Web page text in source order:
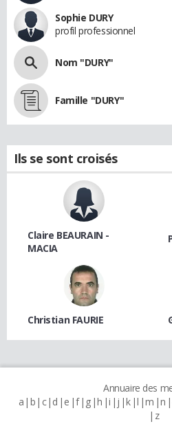
Sophie DURY
profil professionnel
Nom "DURY"
Famille "DURY"
Ils se sont croisés
Claire BEAURAIN -
MACIA
Christian FAURIE
Annuaire des
a b c d e f g h i j k l m n
z